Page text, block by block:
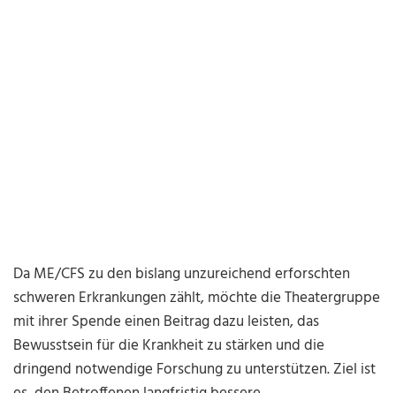
Da ME/CFS zu den bislang unzureichend erforschten
schweren Erkrankungen zählt, möchte die Theatergruppe
mit ihrer Spende einen Beitrag dazu leisten, das
Bewusstsein für die Krankheit zu stärken und die
dringend notwendige Forschung zu unterstützen. Ziel ist